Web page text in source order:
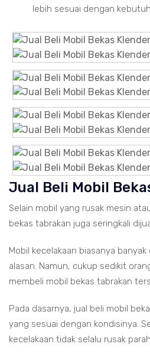
lebih sesuai dengan
Jual Beli Mobil
Selain mobil yang rusak mesin
bekas tabrakan juga seringkali
Mobil kecelakaan biasanya
alasan. Namun, cukup sedikit
membeli mobil bekas tabrakan
Pada dasarnya, jual beli mobil
yang sesuai dengan kondisinya.
kecelakaan tidak selalu rusak